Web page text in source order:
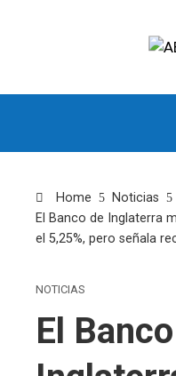
Home
Noticias
El Banco de Inglaterra
el 5,25%, pero señala
NOTICIAS
El